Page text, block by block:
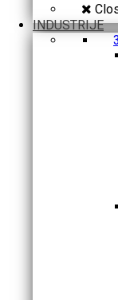
INDUSTRIJE